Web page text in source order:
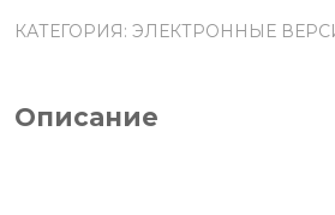
КАТЕГОРИЯ: ЭЛЕКТРОННЫЕ
Описание